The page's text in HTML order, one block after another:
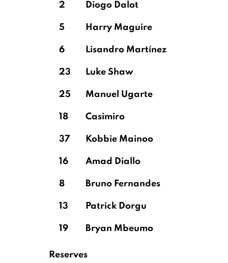
Raya Martin
2 Diogo Dalot
5 Harry Maguire
6 Lisandro Martínez
23 Luke Shaw
25 Manuel Ugarte
18 Casimiro
37 Kobbie Mainoo
16 Amad Diallo
8 Bruno Fernandes
13 Patrick Dorgu
19 Bryan Mbeumo
Reserves